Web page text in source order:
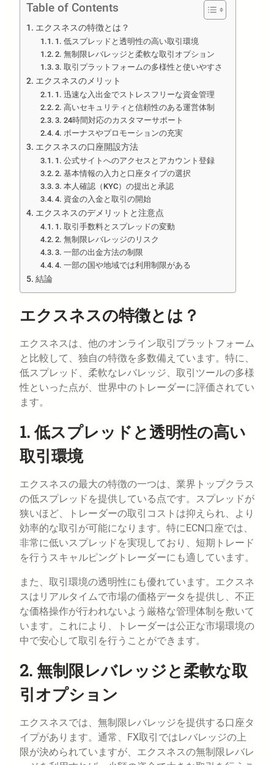
Table of Contents
エクスネスの特徴とは？
1. 低スプレッドと透明性の高い取引環境
2. 無制限レバレッジと柔軟な取引オプション
3. 取引プラットフォームの多様性と使いやすさ
エクスネスのメリット
1. 迅速な入出金でストレスフリーな資金管理
2. 高いセキュリティと信頼性のある運営体制
3. 24時間対応のカスタマーサポート
4. ボーナスやプロモーションの充実
エクスネスの口座開設方法
1. 公式サイトへのアクセスとアカウント登録
2. 基本情報の入力と口座タイプの選択
3. 本人確認（KYC）の提出と承認
4. 資金の入金と取引の開始
エクスネスのデメリットと注意点
1. 取引手数料とスプレッドの変動
2. 無制限レバレッジのリスク
3. 一部の出金方法の制限
4. 一部の国や地域では利用制限がある
結論
エクスネスの特徴とは？
エクスネスは、他のオンライン取引プラットフォーム
と比較して、独自の特徴を多数備えています。特に、
低スプレッド、柔軟なレバレッジ、取引ツールの多様
性といった点が、世界中のトレーダーに評価されてい
ます。
1. 低スプレッドと透明性の高い
取引環境
エクスネスの最大の特徴の一つは、業界トップクラス
の低スプレッドを提供している点です。スプレッドが
狭いほど、トレーダーの取引コストは抑えられ、より
効率的な取引が可能になります。特にECN口座では、
非常に低いスプレッドを実現しており、短期トレード
を行うスキャルピングトレーダーにも適しています。
また、取引環境の透明性にも優れています。エクスネ
スはリアルタイムで市場の価格データを提供し、不正
な価格操作が行われないよう厳格な管理体制を敷いて
います。これにより、トレーダーは公正な市場環境の
中で安心して取引を行うことができます。
2. 無制限レバレッジと柔軟な取
引オプション
エクスネスでは、無制限レバレッジを提供する口座タ
イプがあります。通常、FX取引ではレバレッジの上
限が決められていますが、エクスネスの無制限レバレ